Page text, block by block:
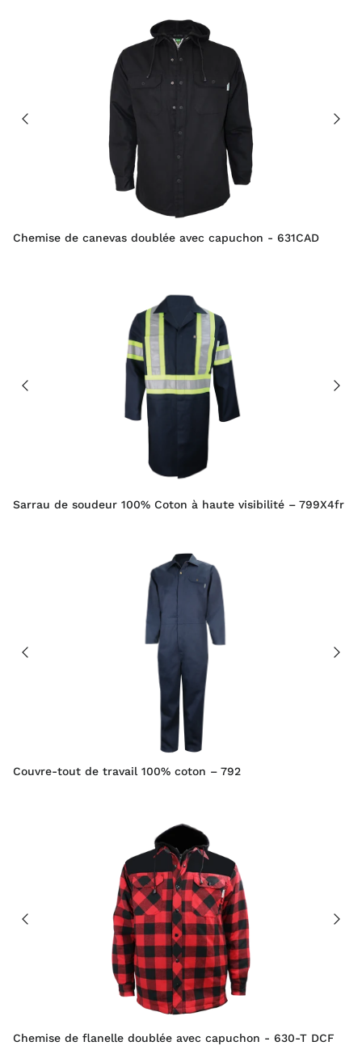
Chemise de canevas doublée avec capuchon - 631CAD
Sarrau de soudeur 100% Coton à haute visibilité – 799X4fr
Couvre-tout de travail 100% coton – 792
Chemise de flanelle doublée avec capuchon - 630-T DCF